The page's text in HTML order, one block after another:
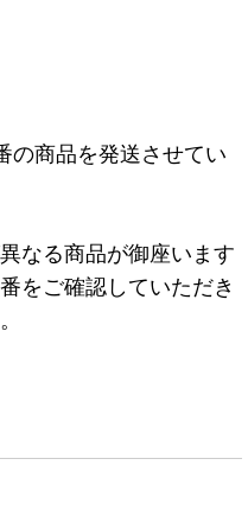
の商品を発送させてい
なる商品が御座います
をご確認していただき